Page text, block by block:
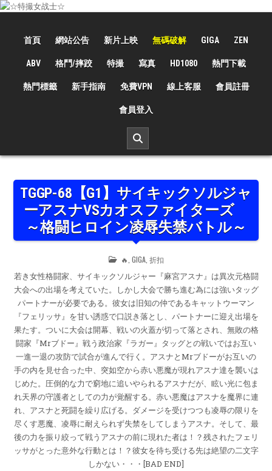
Skip
首頁 網站公告 新片上映 無碼破解 GIGA ZEN
ABV 格鬥/摔跤 特撮 寫真 HD1080 熱門下載
熱門標籤 新手指南 免費VPN 線上客服 會員註冊
會員登入
TGGP-68【G1】サイキックソルジャ
ーアスナVSカオスファイターズ
～格闘ヒロイン凌辱失禁バトル～
POSTED
IN
🔥 GIGA, 折扣
若き女性格闘家、サイキックソルジャー『麻宮アスナ』は異次元格闘
大会への出場を考えていた。しかし大会で勝ち進む為には強いタッグ
パートナーが必要である。彼女は旧知の仲であるキャットウーマン
『フェリッサ』を甘い誘惑で口説き落とし、パートナーに迎え出場を
果たす。ついに大会は開幕、戦いの火蓋が切って落とされ、無敗の格
闘家『Mrブドー』戦う政治家『ラガー』タッグとの戦いではお互い
一進一退の攻防で試合が進んで行く。アスナとMrブドーがお互いの
手の内を見せ合った中、突如空から赤い悪魔が現れアスナ達を襲いは
じめた。圧倒的な力で窮地に追いやられるアスナだが、眩い光に包ま
れ天界の守護者としての力が覚醒する。赤い悪魔はアスナを魔界に連
れ、アスナと死闘を繰り広げる。ダメージを受けつつも凌辱の限りを
尽くす悪魔、凌辱に耐えられず失禁をしてしまうアスナ。そして、最
後の力を振り絞って戦うアスナの前に現れた者は！？残されたフェリ
ッサがとった意外な行動とは！？彼女を待ち受ける先は絶望の二文字
しかない・・・[BAD END]